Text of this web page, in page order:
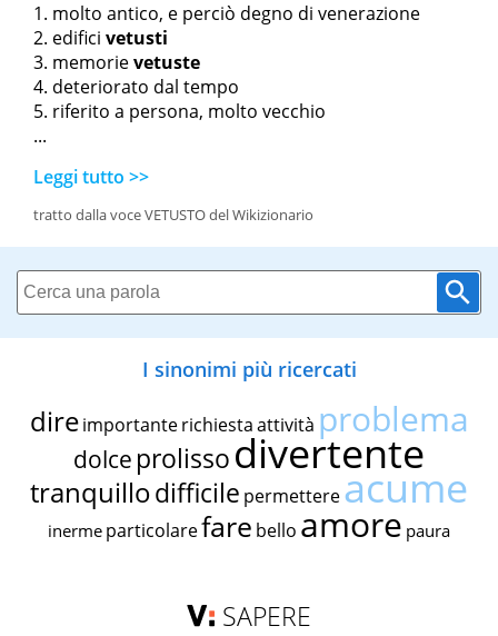
molto antico, e perciò degno di venerazione
edifici vetusti
memorievetuste
deteriorato dal tempo
riferito a persona, molto vecchio
...
Leggi tutto >>
tratto dalla voce VETUSTO del Wikizionario
I sinonimi più ricercati
dire importante richiestaattività problema
dolce prolissodivertente
tranquillodifficile permettereacume
inerme particolarefare bello amore paura
SAPERE